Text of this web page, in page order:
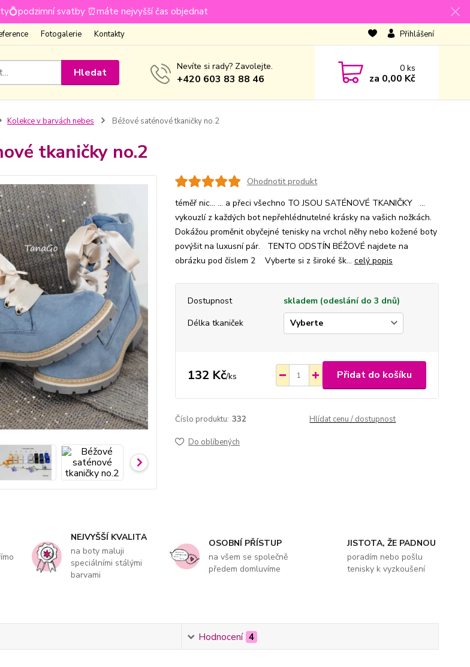
svatby ⏰máte nejvyšší čas objednat
Fotogalerie Kontakty Přihlášení
Hledat Nevíte si rady? Zavolejte.
+420 603 83 88 46
0ks
za 0,00 Kč
Kolekce v barvách nebes Béžové saténové tkaničky no.2
tkaničky no.2
Ohodnotit produkt
téměř nic... ... a přeci všechno TO JSOU SATÉNOVÉ TKANIČKY ...
vykouzlí z každých bot nepřehlédnutelné krásky na vašich nožkách.
Dokážou proměnit obyčejné tenisky na vrchol něhy nebo kožené boty
povýšit na luxusní pár. TENTO ODSTÍN BÉŽOVÉ najdete na
obrázku pod číslem 2 Vyberte si z široké šk... celý popis
Dostupnost
skladem (odeslání do 3 dnů)
Délka tkaniček
132 Kč/ks Přidat do košíku
Číslo produktu: 332 Hlídat cenu / dostupnost
Do oblíbených
NEJVYŠŠÍ KVALITA
na boty maluji
speciálními stálými
barvami
OSOBNÍ PŘÍSTUP
na všem se společně
předem domluvíme
JISTOTA, ŽE PADNOU
poradím nebo pošlu
tenisky k vyzkoušení
Hodnocení 4